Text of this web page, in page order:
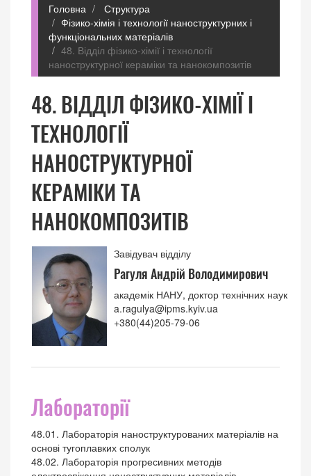
Головна
Структура
Фізико-хімія і технології наноструктурних і
функціональних матеріалів
48. Відділ фізико-хімії і технології
наноструктурної кераміки та нанокомпозитів
48. ВІДДІЛ ФІЗИКО-ХІМІЇ І
ТЕХНОЛОГІЇ
НАНОСТРУКТУРНОЇ
КЕРАМІКИ ТА
НАНОКОМПОЗИТІВ
Завідувач відділу
Рагуля Андрій Володимирович
академік НАНУ, доктор технічних наук
a.ragulya@ipms.kyiv.ua
+380(44)205-79-06
Лабораторії
48.01. Лабораторія наноструктурованих матеріалів на
основі тугоплавких сполук
48.02. Лабораторія прогресивних методів